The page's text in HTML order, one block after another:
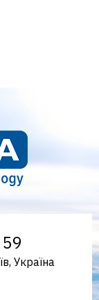
Україна